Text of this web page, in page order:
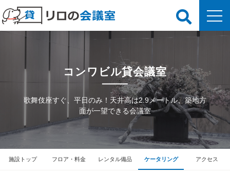
コンワビル貸会議室
歌舞伎座すぐ、平日のみ！天井高は2.9メートル、築地方
面が一望できる会議室
施設トップ フロア・料金 レンタル備品 ケータリング アクセス